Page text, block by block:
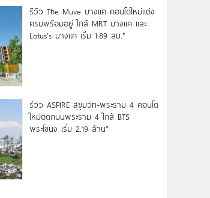
รีวิว The Muve บางแค คอนโดใหม่แต่ง
ครบพร้อมอยู่ ใกล้ MRT บางแค และ
Lotus’s บางแค เริ่ม 1.89 ลบ.*
รีวิว ASPIRE สุขุมวิท-พระราม 4 คอนโด
ใหม่ติดถนนพระราม 4 ใกล้ BTS
พระโขนง เริ่ม 2.19 ล้าน*